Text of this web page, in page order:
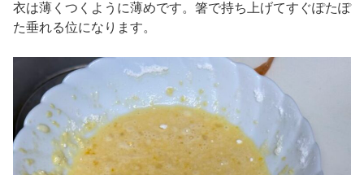
衣は薄くつくように薄めです。箸で持ち上げてすぐぽたぽ
た垂れる位になります。